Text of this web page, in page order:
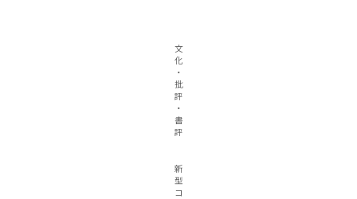
文
化
・
批
評
・
書
評
新
型
コ